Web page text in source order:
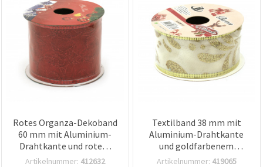
Rotes Organza-Dekoband
60 mm mit Aluminium-
Drahtkante und rotem
Glitzerdruck - 2,70 m
Artikelnummer: 412632
Textilband 38 mm mit
Aluminium-Drahtkante
und goldfarbenem
Glitzerdruck – 2,70 m
Artikelnummer: 419065